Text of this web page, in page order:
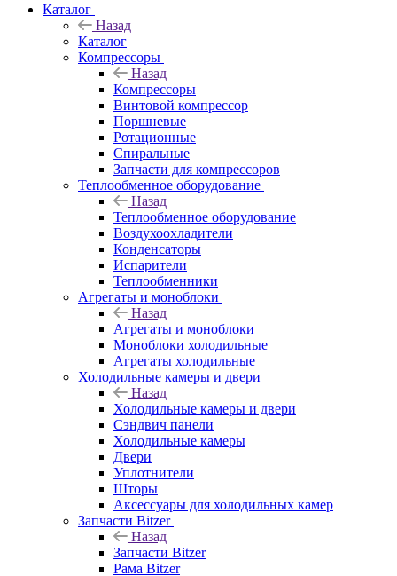
Каталог
Назад
Каталог
Компрессоры
Назад
Компрессоры
Винтовой компрессор
Поршневые
Ротационные
Спиральные
Запчасти для компрессоров
Теплообменное оборудование
Назад
Теплообменное оборудование
Воздухоохладители
Конденсаторы
Испарители
Теплообменники
Агрегаты и моноблоки
Назад
Агрегаты и моноблоки
Моноблоки холодильные
Агрегаты холодильные
Холодильные камеры и двери
Назад
Холодильные камеры и двери
Сэндвич панели
Холодильные камеры
Двери
Уплотнители
Шторы
Аксессуары для холодильных камер
Запчасти Bitzer
Назад
Запчасти Bitzer
Рама Bitzer